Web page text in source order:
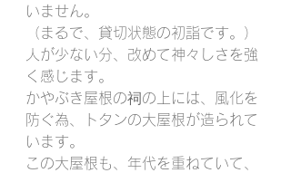
いません。
（まるで、貸切状態の初詣です。）
人が少ない分、改めて神々しさを強
く感じます。
かやぶき屋根の祠の上には、風化を
防ぐ為、トタンの大屋根が造られて
います。
この大屋根も、年代を重ねていて、